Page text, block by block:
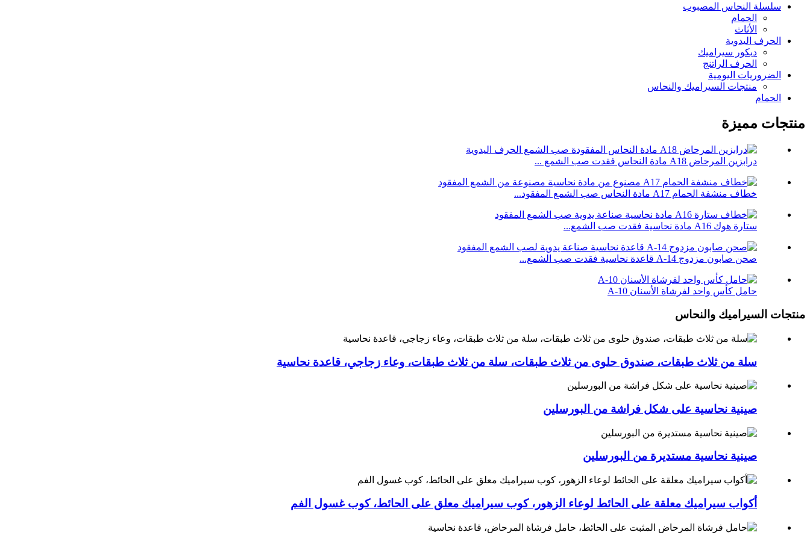
سلسلة النحاس المصبوب
الحمام
الأثاث
الحرف اليدوية
ديكور سيراميك
الحرف الراتنج
الضروريات اليومية
منتجات السيراميك والنحاس
الحمام
منتجات مميزة
درابزين المرحاض A18 مادة النحاس فقدت صب الشمع ...
خطاف منشفة الحمام A17 مادة النحاس صب الشمع المفقود...
ستارة هوك A16 مادة نحاسية فقدت صب الشمع...
صحن صابون مزدوج A-14 قاعدة نحاسية فقدت صب الشمع...
حامل كأس واحد لفرشاة الأسنان A-10
منتجات السيراميك والنحاس
سلة من ثلاث طبقات، صندوق حلوى من ثلاث طبقات، سلة من ثلاث طبقات، وعاء زجاجي، قاعدة نحاسية
صينية نحاسية على شكل فراشة من البورسلين
صينية نحاسية مستديرة من البورسلين
أكواب سيراميك معلقة على الحائط لوعاء الزهور، كوب سيراميك معلق على الحائط، كوب غسول الفم